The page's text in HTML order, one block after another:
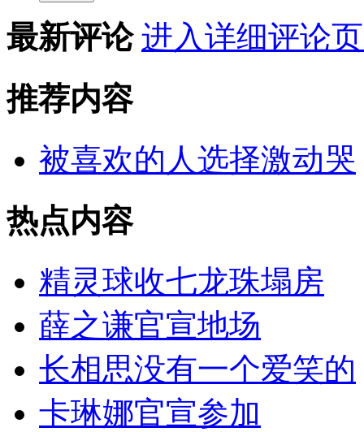
最新评论 进入详细评论
推荐内容
被喜欢的人选择激动哭
热点内容
精灵球收七龙珠塌房
薛之谦官宣地场
长相思没有一个爱笑的
卡琳娜官宣参加